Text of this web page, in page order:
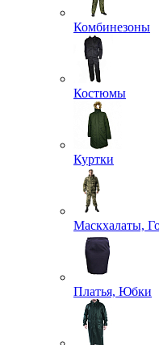
Комбинезоны
Костюмы
Куртки
Маскхалаты,
Платья, Юбки